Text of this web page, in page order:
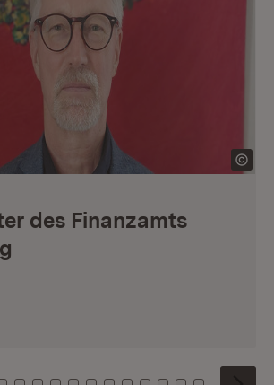
des Finanzamts